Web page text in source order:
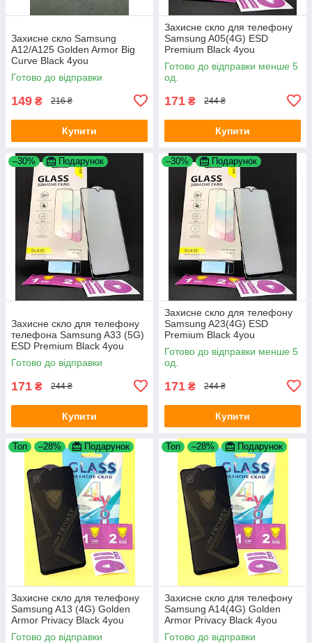
Захисне скло Samsung
A12/A125 Golden Armor Big
Curve Black 4you
Готово до відправки
149 ₴ 216 ₴
Купити
Захисне скло для телефону
Samsung A05(4G) ESD
Premium Black 4you
Готово до відправки менше 5
од.
171 ₴ 244 ₴
Купити
–30% Подарунок
Захисне скло для телефону
телефона Samsung A33 (5G)
ESD Premium Black 4you
Готово до відправки
171 ₴ 244 ₴
Купити
–30% Подарунок
Захисне скло для телефону
Samsung A23(4G) ESD
Premium Black 4you
Готово до відправки менше 5
од.
171 ₴ 244 ₴
Купити
Топ –28% Подарунок
Захисне скло для телефону
Samsung A13 (4G) Golden
Armor Privacy Black 4you
Готово до відправки
Топ –28% Подарунок
Захисне скло для телефону
Samsung A14(4G) Golden
Armor Privacy Black 4you
Готово до відправки